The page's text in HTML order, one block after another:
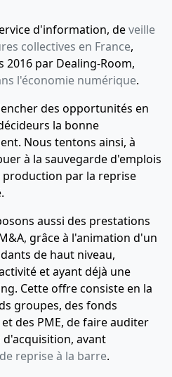
d'information, deveille
collectives en France,
par Dealing-Room,
l'économie numérique.
des opportunités en
la bonne
Nous tentons ainsi, à
à la sauvegarde d'emplois
par la reprise
aussi des prestations
grâce à l'animation d'un
de haut niveau,
et ayant déjà une
Cette offre consiste en la
groupes, des fonds
des PME, de faire auditer
d'acquisition, avant
reprise à la barre.